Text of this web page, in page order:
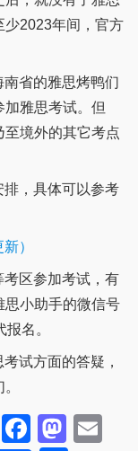
少2023年间，官方
省的雅思烤鸭们
雅思考试。但
至境外的其它考点
，具体可以参考
）
区参加考试，有
思小助手的微信号
名。
试方面的答疑，
Messenger